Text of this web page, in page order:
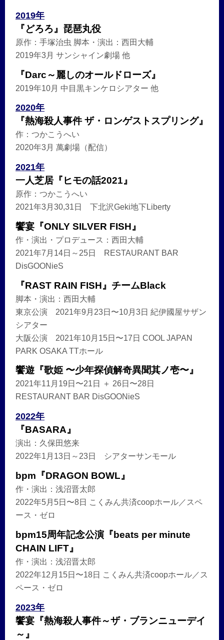
2019年
『どろろ』琵琶丸役
原作：手塚治虫 脚本・演出：西田大輔
2019年3月 サンシャイン劇場 他
『Darc～麗しのオールドローズ』
2019年10月 中目黒キンケロシアター 他
2020年
『熱海殺人事件 ザ・ロンゲストスプリング』
作：つかこうへい
2020年3月 萬劇場（配信）
2021年
一人芝居『ヒモの話2021』
原作：つかこうへい
2021年3月30,31日 下北沢Geki地下Liberty
饗宴『ONLY SILVER FISH』
作・演出・プロデュース：西田大輔
2021年7月14日～25日 RESTAURANT BAR
DisGOONieS
『RAST RAIN FISH』チームBlack
脚本・演出：西田大輔
東京公演 2021年9月23日〜10月3日 紀伊國屋サザン
シアター
大阪公演 2021年10月15日〜17日 COOL JAPAN
PARK OSAKA TTホール
饗遊『歌姫 〜少年探偵解奇異聞其ノ壱〜』
2021年11月19日〜21日 ＋ 26日〜28日
RESTAURANT BAR DisGOONieS
2022年
『BASARA』
演出：久保田悠来
2022年1月13日～23日 シアターサンモール
bpm『DRAGON BOWL』
作・演出：浅沼晋太郎
2022年5月5日〜8日 こくみん共済coopホール／スペ
ース・ゼロ
bpm15周年記念公演『beats per minute
CHAIN LIFT』
作・演出：浅沼晋太郎
2022年12月15日〜18日 こくみん共済coopホール／ス
ペース・ゼロ
2023年
饗宴『熱海殺人事件～ザ・ブランニューデイ
～』